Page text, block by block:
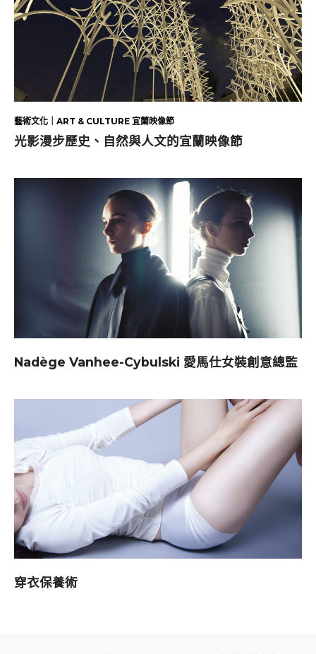
藝術文化｜ART & CULTURE 宜蘭映像節
光影漫步歷史、自然與人文的宜蘭映像節
Nadège Vanhee-Cybulski 愛馬仕女裝創意總監
穿衣保養術